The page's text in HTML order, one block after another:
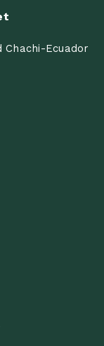
Chachi-Ecuador